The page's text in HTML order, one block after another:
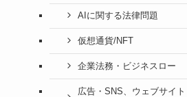
AIに関する法律問題
仮想通貨/NFT
企業法務・ビジネスロー
広告・SNS、ウェブサイ